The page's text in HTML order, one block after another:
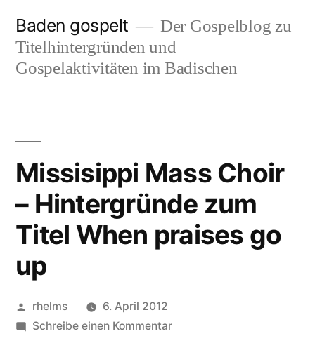
Inhalt
springen
Baden gospelt
Der Gospelblog zu
Titelhintergründen und
Gospelaktivitäten im Badischen
Missisippi Mass Choir
– Hintergründe zum
Titel When praises go
up
Veröffentlicht
von
rhelms
6. April 2012
Schreibe einen Kommentarzu